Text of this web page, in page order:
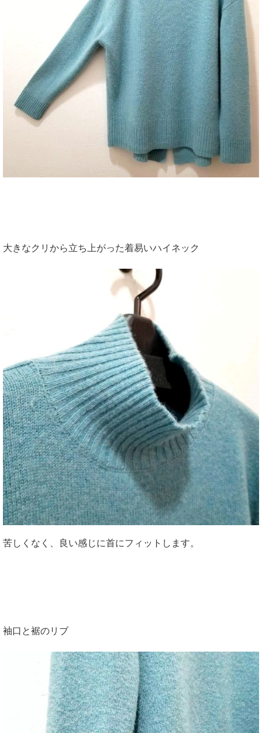
大きなクリから立ち上がった着易いハイネック
苦しくなく、良い感じに首にフィットします。
袖口と裾のリブ